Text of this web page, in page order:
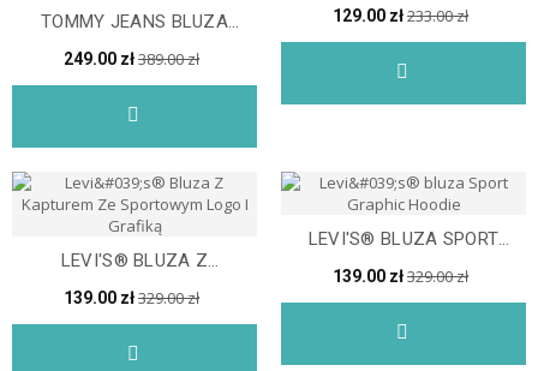
TOMMY JEANS BLUZA
BAWEŁNIANA DAMSKA
KOLOR...
249.00 zł389.00 zł
129.00 zł233.00 zł
LEVI'S® BLUZA Z
KAPTUREM ZE
SPORTOWYM...
139.00 zł329.00 zł
LEVI'S® BLUZA SPORT
GRAPHIC HOODIE
139.00 zł329.00 zł